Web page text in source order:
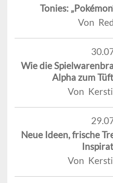
Tonies:
Von
Wie die
Alpha zum
Von
Neue Ideen, frische
Von